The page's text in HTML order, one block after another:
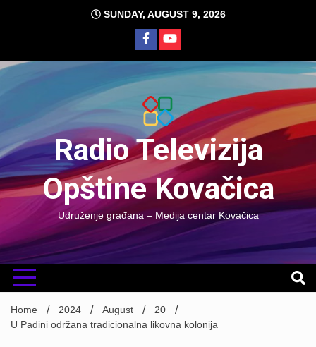
SUNDAY, AUGUST 9, 2026
Radio Televizija
Opštine Kovačica
Udruženje građana – Medija centar Kovačica
Home 2024 August
20
U Padini održana tradicionalna likovna kolonija